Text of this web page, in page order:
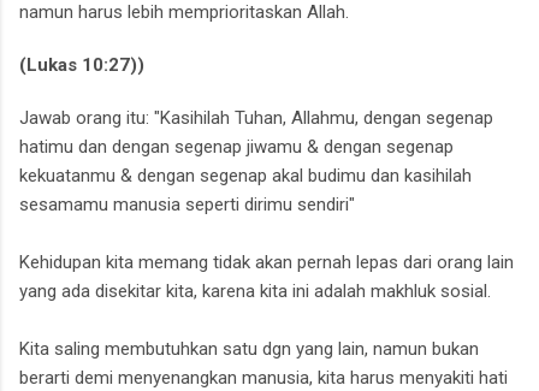
namun harus lebih memprioritaskan Allah.
(Lukas 10:27))
Jawab orang itu: "Kasihilah Tuhan, Allahmu, dengan segenap
hatimu dan dengan segenap jiwamu & dengan segenap
kekuatanmu & dengan segenap akal budimu dan kasihilah
sesamamu manusia seperti dirimu sendiri"
Kehidupan kita memang tidak akan pernah lepas dari orang lain
yang ada disekitar kita, karena kita ini adalah makhluk sosial.
Kita saling membutuhkan satu dgn yang lain, namun bukan
berarti demi menyenangkan manusia, kita harus menyakiti hati